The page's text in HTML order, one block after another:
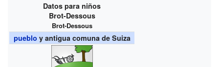
Datos para niños
Brot-Dessous
Brot-Dessous
pueblo y antigua comuna de Suiza